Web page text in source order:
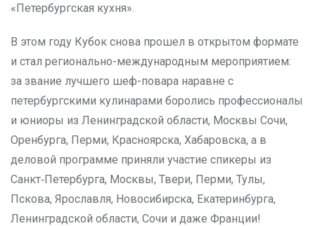
«Петербургская кухня».
В этом году Кубок снова прошел в открытом формате
и стал регионально-международным мероприятием:
за звание лучшего шеф-повара наравне с
петербургскими кулинарами боролись профессионалы
и юниоры из Ленинградской области, Москвы Сочи,
Оренбурга, Перми, Красноярска, Хабаровска, а в
деловой программе приняли участие спикеры из
Санкт‑Петербурга, Москвы, Твери, Перми, Тулы,
Пскова, Ярославля, Новосибирска, Екатеринбурга,
Ленинградской области, Сочи и даже Франции!